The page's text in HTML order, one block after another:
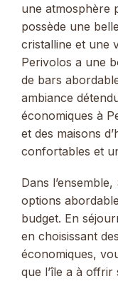
une atmosphère
possède une
cristalline et une
Perivolos a une
de bars
ambiance
économiques à
et des maisons
confortables et
Dans
options
budget. En
en choisissant
économiques,
que l’île a à